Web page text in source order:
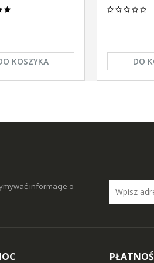
KOSZYKA DO
informacje o